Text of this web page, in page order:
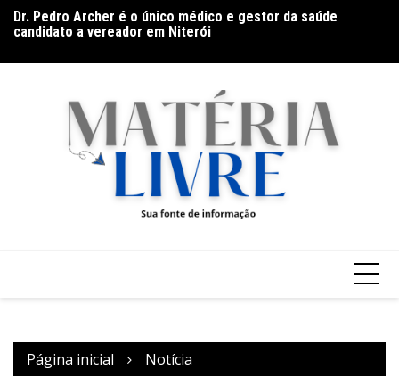
para
conteúdo
Dr. Pedro Archer é o único médico e gestor da saúde
candidato a vereador em Niterói
Página inicial Notícia